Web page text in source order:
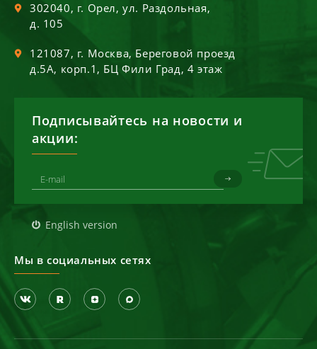
302040, г. Орел,ул. Раздольная,
д. 105
121087, г. Москва, Береговой проезд
д.5А, корп.1, БЦ Фили Град, 4 этаж
Подписывайтесь на новости и
акции:
English version
Мы в социальных сетях